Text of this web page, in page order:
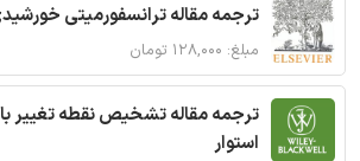
ترجمه مقاله ترانسفورمیتی
مبلغ: ۱۲۸,۰۰۰ تومان
ترجمه مقاله تشخیص نقطه تغییر
استوار